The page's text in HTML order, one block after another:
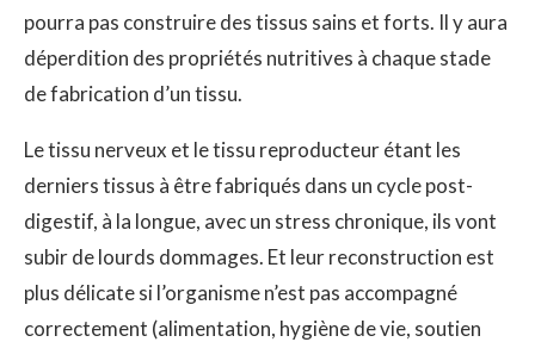
pourra pas construire des tissus sains et forts. Il y aura
déperdition des propriétés nutritives à chaque stade
de fabrication d’un tissu.
Le tissu nerveux et le tissu reproducteur étant les
derniers tissus à être fabriqués dans un cycle post-
digestif, à la longue, avec un stress chronique, ils vont
subir de lourds dommages. Et leur reconstruction est
plus délicate si l’organisme n’est pas accompagné
correctement (alimentation, hygiène de vie, soutien